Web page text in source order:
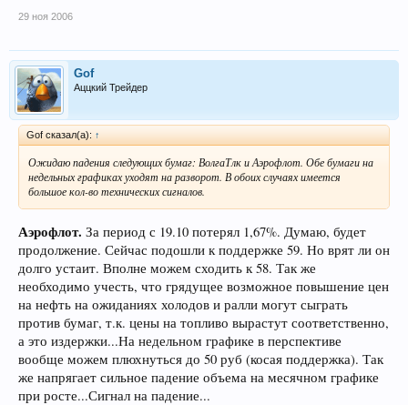
29 ноя 2006
Gof
Аццкий Трейдер
Gof сказал(а): ↑
Ожидаю падения следующих бумаг: ВолгаТлк и Аэрофлот. Обе бумаги на
недельных графиках уходят на разворот. В обоих случаях имеется
большое кол-во технических сигналов.
Аэрофлот. За период с 19.10 потерял 1,67%. Думаю, будет
продолжение. Сейчас подошли к поддержке 59. Но врят ли он
долго устаит. Вполне можем сходить к 58. Так же
необходимо учесть, что грядущее возможное повышение цен
на нефть на ожиданиях холодов и ралли могут сыграть
против бумаг, т.к. цены на топливо вырастут соответственно,
а это издержки...На недельном графике в перспективе
вообще можем плюхнуться до 50 руб (косая поддержка). Так
же напрягает сильное падение объема на месячном графике
при росте...Сигнал на падение...